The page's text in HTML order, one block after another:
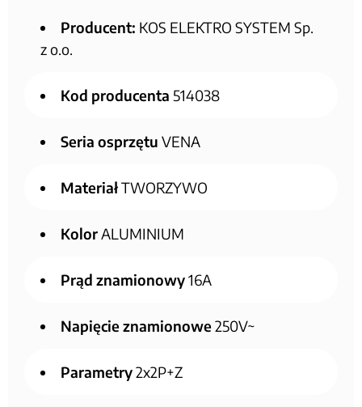
Producent: KOS ELEKTRO SYSTEM Sp.
z o.o.
Kod producenta 514038
Seria osprzętu VENA
MateriałTWORZYWO
Kolor ALUMINIUM
Prąd znamionowy16A
Napięcie znamionowe250V~
Parametry2x2P+Z